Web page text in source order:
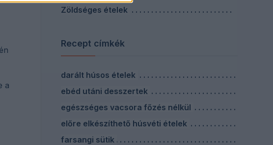
a
Zöldséges ételek
Recept címkék
darált húsos ételek
ebéd utáni desszertek
egészséges vacsora főzés nélkül
előre elkészíthető húsvéti ételek
farsangi sütik